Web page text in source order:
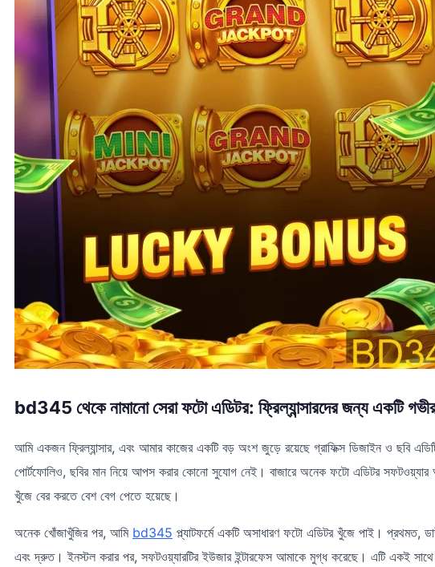
bd345 থেকে নামানো সেরা ফটো এডিটর: ফ্রিল্যান্সারদের জন্য একটি
আমি একজন ফ্রিল্যান্সার, এবং আমার কাজের একটি বড় অংশ জুড়ে রয়েছে গ্রাফিক্স ডিজাইন ও ছবি
পোর্টফোলিও, ছবির মান নিয়ে আপস করার কোনো সুযোগ নেই। বাজারে অনেক ফটো এডিটর
খুঁজে বের করতে বেশ বেগ পেতে হয়েছে।
অনেক খোঁজাখুঁজির পর, আমি bd345 প্ল্যাটফর্মে একটি অসাধারণ ফটো এডিটর খুঁজে পাই।
এবং দ্রুত। ইনস্টল করার পর, সফটওয়্যারটির ইউজার ইন্টারফেস আমাকে মুগ্ধ করেছে। এটি একই সাথে